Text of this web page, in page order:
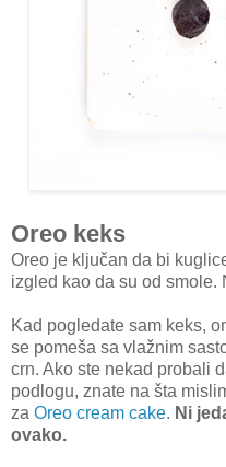
Oreo keks
Oreo je ključan da bi
izgled kao da su od smole.
Kad pogledate sam keks,
se pomeša sa vlažnim
crn. Ako ste nekad probali
podlogu, znate na šta
za Oreo cream cake. Ni
ovako.